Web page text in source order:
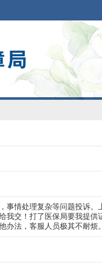
事情处理复杂等问题投诉
我交！打了医保局要我提
办法，客服人员极其不耐